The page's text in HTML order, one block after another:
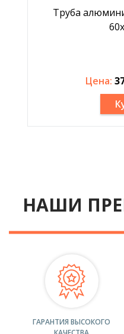
Труба
Цена:
НАШИ
ГАРАНТИЯ ВЫСОКОГО